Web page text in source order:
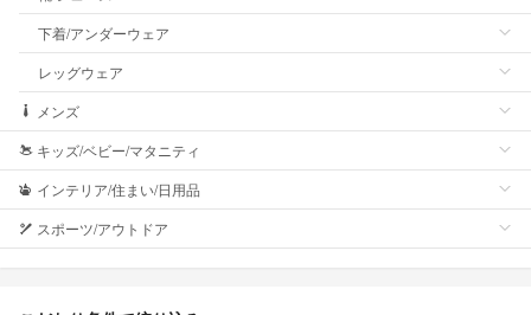
下着/アンダーウェア
レッグウェア
メンズ
キッズ/ベビー/マタニティ
インテリア/住まい/日用品
スポーツ/アウトドア